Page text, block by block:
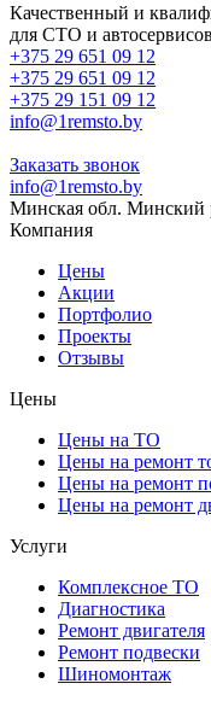
Качественный и
для СТО и
+375 29 651 09 12
+375 29 651 09 12
+375 29 151 09 12
info@1remsto.by
Заказать звонок
info@1remsto.by
Минская обл. Минский
Компания
Цены
Акции
Портфолио
Проекты
Отзывы
Цены
Цены на ТО
Цены на ремонт
Цены на ремонт
Цены на ремонт
Услуги
Комплексное ТО
Диагностика
Ремонт двигателя
Ремонт подвески
Шиномонтаж